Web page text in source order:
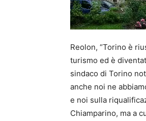
Reolon, “Torino è
turismo ed è
sindaco di Torino
anche noi ne
e noi sulla
Chiamparino, ma a